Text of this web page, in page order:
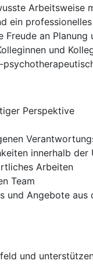
Arbeitsweise
ein
an Planung
und
Perspektive
innerhalb der
Arbeiten
Team
Angebote aus
und